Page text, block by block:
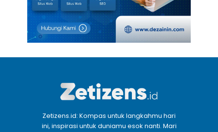
Zetizens.id: Kompas untuk langkahmu hari
ini, inspirasi untuk duniamu esok nanti. Mari